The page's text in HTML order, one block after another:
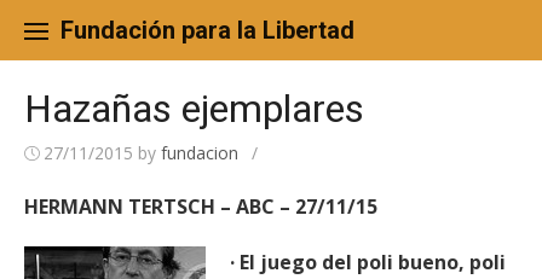
content
Fundación para la Libertad
Hazañas ejemplares
27/11/2015 by fundacion /
HERMANN TERTSCH – ABC – 27/11/15
· El juego del poli bueno, poli